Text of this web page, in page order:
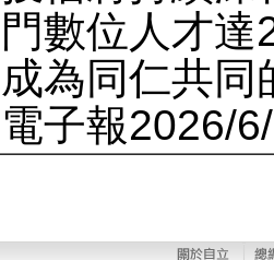
門數位人才
成為同仁共同
電子報2026/